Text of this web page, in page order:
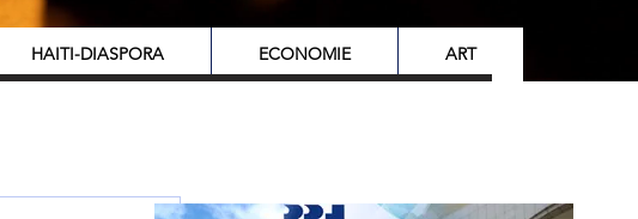
HAITI-DIASPORA ECONOMIE ART